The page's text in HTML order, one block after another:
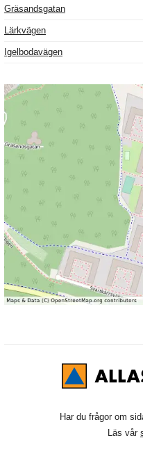
Gräsandsgatan
Lärkvägen
Igelbodavägen
Har du frågor om
Läs vår